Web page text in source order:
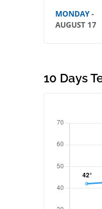
MONDAY-
AUGUST 17
10 Days